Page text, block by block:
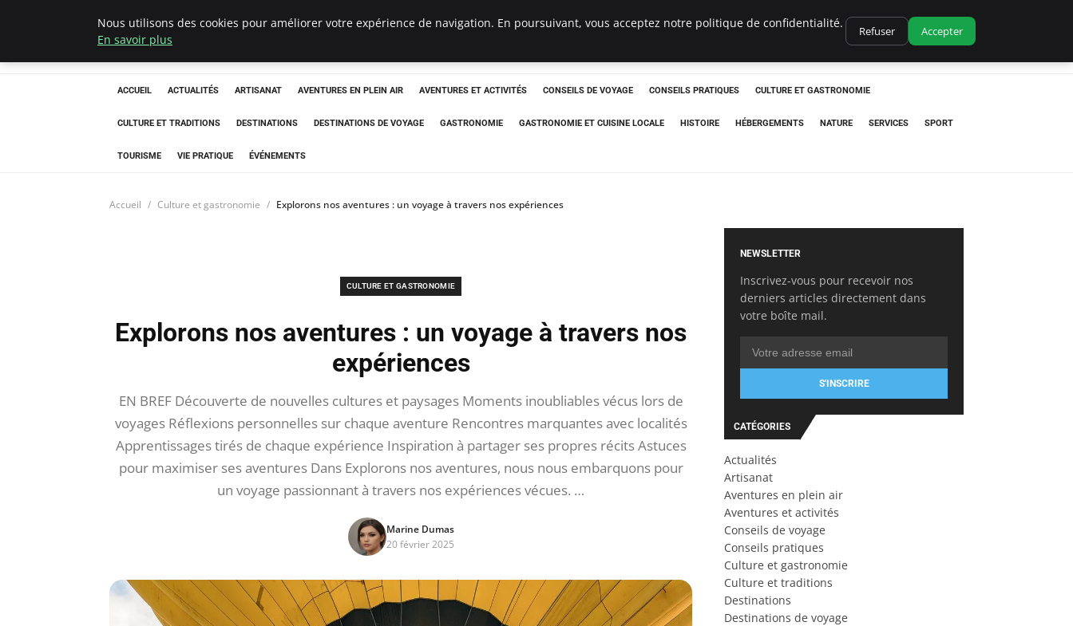
Correze Co
ACCUEIL ACTUALITÉS ARTISANAT AVENTURES EN PLEIN AIR AVENTURES ET ACTIVITÉS CONSEILS DE VOYAGE CONSEILS PRATIQUES CULTURE ET GASTRONOMIE
CULTURE ET TRADITIONS DESTINATIONS DESTINATIONS DE VOYAGE GASTRONOMIE GASTRONOMIE ET CUISINE LOCALE HISTOIRE HÉBERGEMENTS NATURE SERVICES SPORT
TOURISME VIE PRATIQUE ÉVÉNEMENTS
Accueil Culture et gastronomie Explorons nos aventures : un voyage à travers nos expériences
CULTURE ET GASTRONOMIE
Explorons nos aventures : un voyage à travers nos
expériences
EN BREF Découverte de nouvelles cultures et paysages Moments inoubliables vécus lors de
voyages Réflexions personnelles sur chaque aventure Rencontres marquantes avec localités
Apprentissages tirés de chaque expérience Inspiration à partager ses propres récits Astuces
pour maximiser ses aventures Dans Explorons nos aventures, nous nous embarquons pour
un voyage passionnant à travers nos expériences vécues. …
Marine Dumas
20 février 2025
NEWSLETTER
Inscrivez-vous pour recevoir nos
derniers articles directement dans
votre boîte mail.
S'INSCRIRE
CATÉGORIES
Actualités
Artisanat
Aventures en plein air
Aventures et activités
Conseils de voyage
Conseils pratiques
Culture et gastronomie
Culture et traditions
Destinations
Destinations de voyage
Nous utilisons des cookies pour améliorer votre expérience de navigation. En poursuivant, vous acceptez notre politique de confidentialité.
En savoir plus
Refuser Accepter